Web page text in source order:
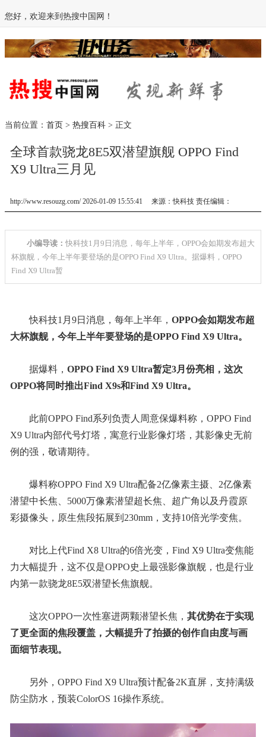
您好，欢迎来到热搜中国网！
当前位置： 首页 > 热搜百科 > 正文
全球首款骁龙8E5双潜望旗舰 OPPO Find
X9 Ultra三月见
http://www.resouzg.com/ 2026-01-09 15:55:41 来源：快科技 责任编辑：
小编导读： 快科技1月9日消息，每年上半年，OPPO会如期发布超大
杯旗舰，今年上半年要登场的是OPPO Find X9 Ultra。据爆料，OPPO
Find X9 Ultra暂
快科技1月9日消息，每年上半年， OPPO会如期发布超
大杯旗舰，今年上半年要登场的是OPPO Find X9 Ultra。
据爆料， OPPO Find X9 Ultra暂定3月份亮相，这次
OPPO将同时推出Find X9s和Find X9 Ultra。
此前OPPO Find系列负责人周意保爆料称，OPPO Find
X9 Ultra内部代号灯塔，寓意行业影像灯塔，其影像史无前
例的强，敬请期待。
爆料称OPPO Find X9 Ultra配备2亿像素主摄、2亿像素
潜望中长焦、5000万像素潜望超长焦、超广角以及丹霞原
彩摄像头，原生焦段拓展到230mm，支持10倍光学变焦。
对比上代Find X8 Ultra的6倍光变，Find X9 Ultra变焦能
力大幅提升，这不仅是OPPO史上最强影像旗舰，也是行业
内第一款骁龙8E5双潜望长焦旗舰。
这次OPPO一次性塞进两颗潜望长焦， 其优势在于实现
了更全面的焦段覆盖，大幅提升了拍摄的创作自由度与画
面细节表现。
另外，OPPO Find X9 Ultra预计配备2K直屏，支持满级
防尘防水，预装ColorOS 16操作系统。